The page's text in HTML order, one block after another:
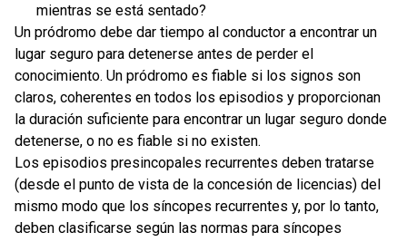
mientras se está sentado?
Un pródromo debe dar tiempo al conductor a encontrar un
lugar seguro para detenerse antes de perder el
conocimiento. Un pródromo es fiable si los signos son
claros, coherentes en todos los episodios y proporcionan
la duración suficiente para encontrar un lugar seguro donde
detenerse, o no es fiable si no existen.
Los episodios presincopales recurrentes deben tratarse
(desde el punto de vista de la concesión de licencias) del
mismo modo que los síncopes recurrentes y, por lo tanto,
deben clasificarse según las normas para síncopes